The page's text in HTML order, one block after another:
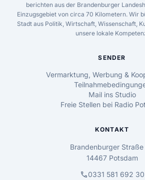
berichten aus der Brandenburger
Einzugsgebiet von circa 70 Kilometern. Wir
Stadt aus Politik, Wirtschaft, Wissenschaft,
unsere lokale
SENDER
Vermarktung, Werbung &
Mail ins Studio
Freie Stellen bei Radio
KONTAKT
Brandenburger
14467 Potsdam
call0331 581 692 30